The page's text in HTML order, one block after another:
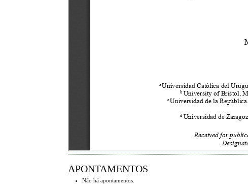
APONTAMENTOS
Não há apontamentos.